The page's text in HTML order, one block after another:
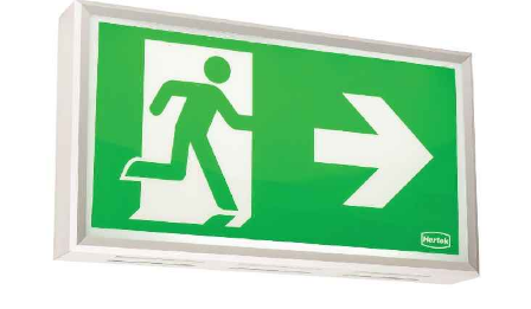
Kennis
Over Hertek
Werken bij Hertek
Contact